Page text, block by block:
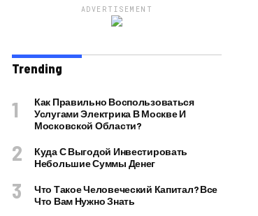
ADVERTISEMENT
Trending
Как Правильно Воспользоваться
Услугами Электрика В Москве И
Московской Области?
Куда С Выгодой Инвестировать
Небольшие Суммы Денег
Что Такое Человеческий Капитал? Все
Что Вам Нужно Знать